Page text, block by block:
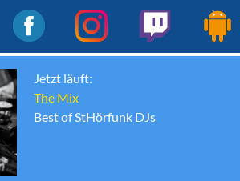
Jetzt läuft:
The Mix
Best of StHörfunk DJs